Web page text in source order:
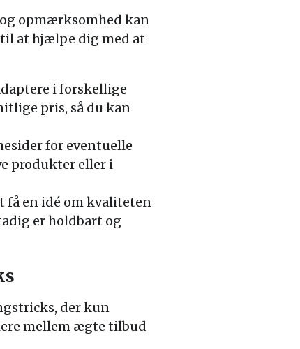
opmærksomhed kan
at hjælpe dig med at
i forskellige
pris, så du kan
for eventuelle
produkter eller i
få en idé om kvaliteten
er holdbart og
der kun
mellem ægte tilbud